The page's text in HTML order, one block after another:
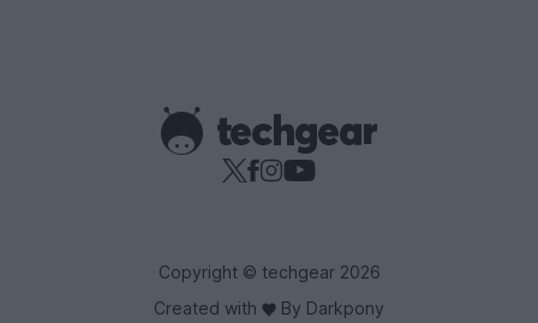
Copyright © techgear 2026
Created with
By Darkpony